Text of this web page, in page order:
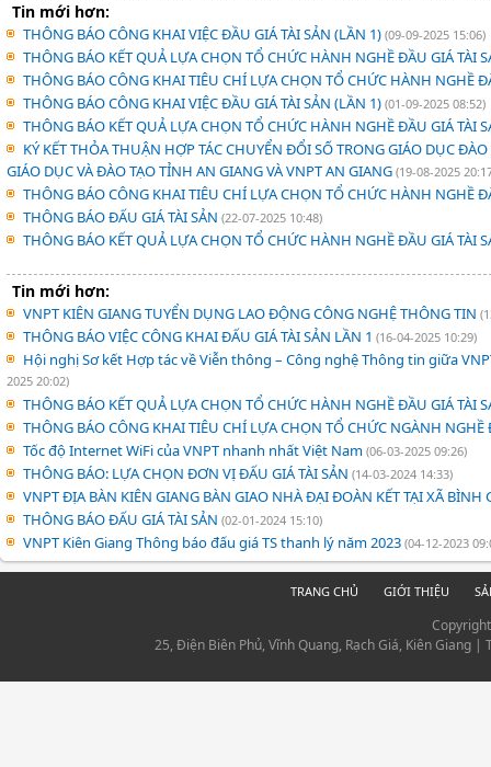
Tin mới hơn:
THÔNG BÁO CÔNG KHAI VIỆC ĐẦU GIÁ TÀI SẢN (LẦN 1) (09-09-2025 15:06)
THÔNG BÁO KẾT QUẢ LỰA CHỌN TỔ CHỨC HÀNH NGHỀ ĐẦU GIÁ TÀI
THÔNG BÁO CÔNG KHAI TIÊU CHÍ LỰA CHỌN TỔ CHỨC HÀNH NGHỀ
THÔNG BÁO CÔNG KHAI VIỆC ĐẦU GIÁ TÀI SẢN (LẦN 1) (01-09-2025 08:52)
THÔNG BÁO KẾT QUẢ LỰA CHỌN TỔ CHỨC HÀNH NGHỀ ĐẦU GIÁ TÀI
KÝ KẾT THỎA THUẬN HỢP TÁC CHUYỂN ĐỔI SỐ TRONG GIÁO DỤC
GIÁO DỤC VÀ ĐÀO TẠO TỈNH AN GIANG VÀ VNPT AN GIANG (19-08-2025
THÔNG BÁO CÔNG KHAI TIÊU CHÍ LỰA CHỌN TỔ CHỨC HÀNH NGHỀ
THÔNG BÁO ĐẤU GIÁ TÀI SẢN (22-07-2025 10:48)
THÔNG BÁO KẾT QUẢ LỰA CHỌN TỔ CHỨC HÀNH NGHỀ ĐẦU GIÁ TÀI
Tin mới hơn:
VNPT KIÊN GIANG TUYỂN DỤNG LAO ĐỘNG CÔNG NGHỆ THÔNG TIN
THÔNG BÁO VIỆC CÔNG KHAI ĐẤU GIÁ TÀI SẢN LẦN 1 (16-04-2025 10:29)
Hội nghị Sơ kết Hợp tác về Viễn thông – Công nghệ Thông tin giữa
2025 20:02)
THÔNG BÁO KẾT QUẢ LỰA CHỌN TỔ CHỨC HÀNH NGHỀ ĐẦU GIÁ TÀI
THÔNG BÁO CÔNG KHAI TIÊU CHÍ LỰA CHỌN TỔ CHỨC NGÀNH
Tốc độ Internet WiFi của VNPT nhanh nhất Việt Nam (06-03-2025 09:26)
THÔNG BÁO: LỰA CHỌN ĐƠN VỊ ĐẤU GIÁ TÀI SẢN (14-03-2024 14:33)
VNPT ĐỊA BÀN KIÊN GIANG BÀN GIAO NHÀ ĐẠI ĐOÀN KẾT TẠI XÃ BÌNH
THÔNG BÁO ĐẤU GIÁ TÀI SẢN (02-01-2024 15:10)
VNPT Kiên Giang Thông báo đấu giá TS thanh lý năm 2023 (04-12-2023
TRANG CHỦ GIỚI THIỆU
25, Điện Biên Phủ, Vĩnh Quang, Rạch Giá, Kiên Giang